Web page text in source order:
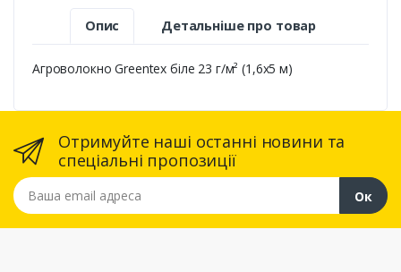
Опис Детальніше про товар
Агроволокно Greentex біле 23 г/м² (1,6х5 м)
Отримуйте наші останні новини та
спеціальні пропозиції
Ваша email адреса
Ок